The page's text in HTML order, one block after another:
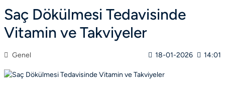
Saç Dökülmesi Tedavisinde
Vitamin ve Takviyeler
Genel 18-01-2026 14:01